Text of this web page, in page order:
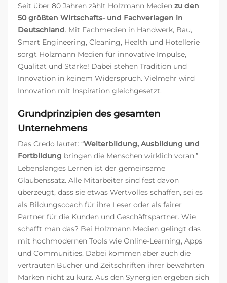
Seit über 80 Jahren zählt Holzmann Medien zu den
50 größten Wirtschafts- und Fachverlagen in
Deutschland. Mit Fachmedien in Handwerk, Bau,
Smart Engineering, Cleaning, Health und Hotellerie
sorgt Holzmann Medien für innovative Impulse,
Qualität und Stärke! Dabei stehen Tradition und
Innovation in keinem Widerspruch. Vielmehr wird
Innovation mit Inspiration gleichgesetzt.
Grundprinzipien des gesamten
Unternehmens
Das Credo lautet: “Weiterbildung, Ausbildung und
Fortbildung bringen die Menschen wirklich voran.”
Lebenslanges Lernen ist der gemeinsame
Glaubenssatz. Alle Mitarbeiter sind fest davon
überzeugt, dass sie etwas Wertvolles schaffen, sei es
als Bildungscoach für ihre Leser oder als fairer
Partner für die Kunden und Geschäftspartner. Wie
schafft man das? Bei Holzmann Medien gelingt das
mit hochmodernen Tools wie Online-Learning, Apps
und Communities. Dabei kommen aber auch die
vertrauten Bücher und Zeitschriften ihrer bewährten
Marken nicht zu kurz. Aus den Synergien ergeben sich